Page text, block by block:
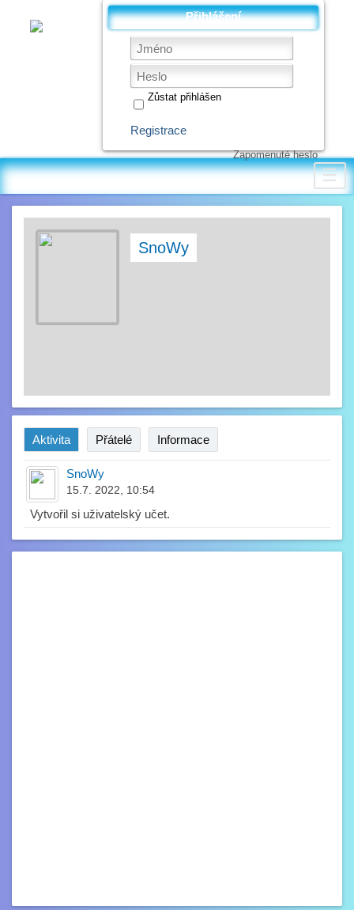
Přihlášení
Zůstat přihlášen
Registrace
Zapomenuté heslo
☰
SnoWy
Aktivita Přátelé Informace
SnoWy
15.7. 2022, 10:54
Vytvořil si uživatelský učet.